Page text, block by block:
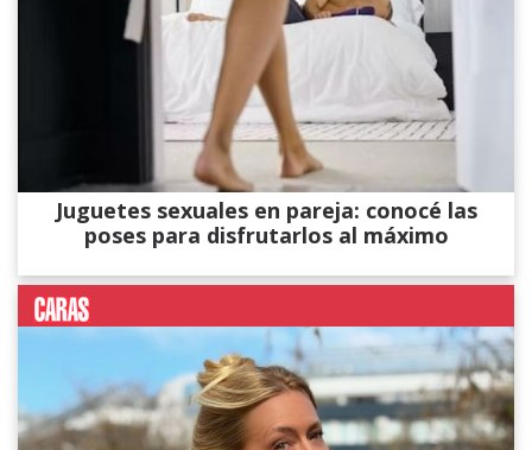
Juguetes sexuales en pareja: conocé las
poses para disfrutarlos al máximo